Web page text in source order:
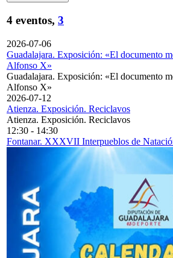
4 eventos, 3
2026-07-06
Guadalajara. Exposición: «El documento
Alfonso X»
Guadalajara. Exposición: «El documento
Alfonso X»
2026-07-12
Atienza. Exposición. Reciclavos
Atienza. Exposición. Reciclavos
12:30 - 14:30
Fontanar. XXXVII Interpueblos de